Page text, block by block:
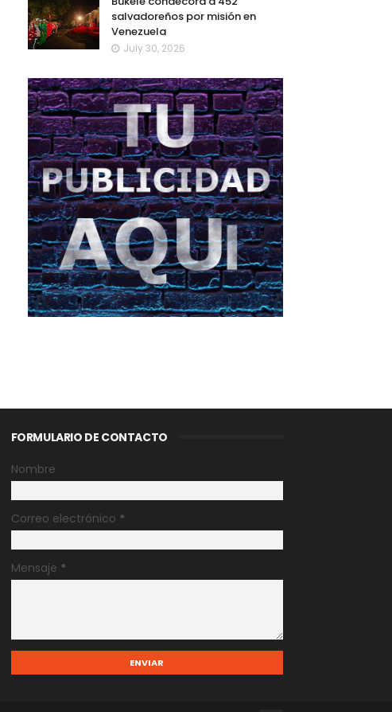
salvadoreños por misión en
Venezuela
July 30, 2026
FORMULARIO DE CONTACTO
Nombre
Correo electrónico *
Mensaje *